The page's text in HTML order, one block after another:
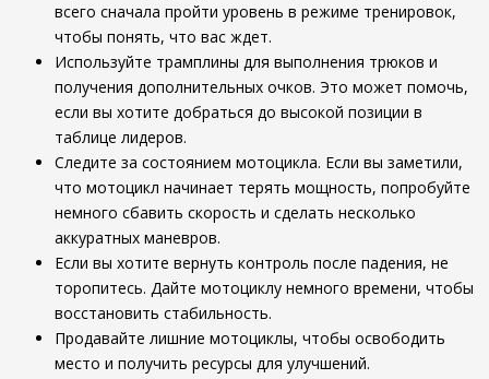
всего сначала пройти уровень в режиме тренировок,
чтобы понять, что вас ждет.
Используйте трамплины для выполнения трюков и
получения дополнительных очков. Это может помочь,
если вы хотите добраться до высокой позиции в
таблице лидеров.
Следите за состоянием мотоцикла. Если вы заметили,
что мотоцикл начинает терять мощность, попробуйте
немного сбавить скорость и сделать несколько
аккуратных маневров.
Если вы хотите вернуть контроль после падения, не
торопитесь. Дайте мотоциклу немного времени, чтобы
восстановить стабильность.
Продавайте лишние мотоциклы, чтобы освободить
место и получить ресурсы для улучшений.